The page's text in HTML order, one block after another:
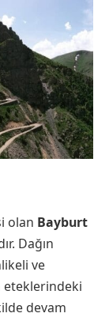
olan Bayburt
Dağın
ve
eteklerindeki
devam